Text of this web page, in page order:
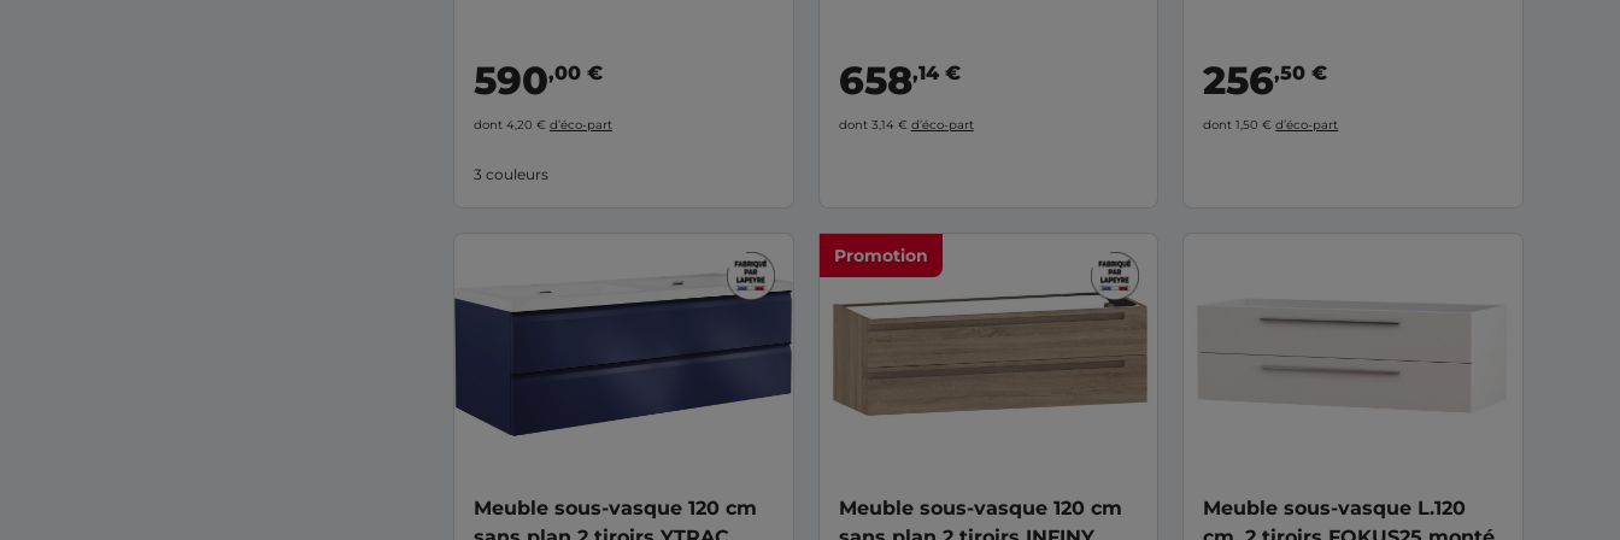
590,00 €
dont 4,20 € d’éco-part
3 couleurs
658,14 €
dont 3,14 € d’éco-part
256,50 €
dont 1,50 €d’éco-part
Meuble sous-vasque 120 cm
Promotion
Meuble sous-vasque 120 cm
Meuble sous-vasque L.120